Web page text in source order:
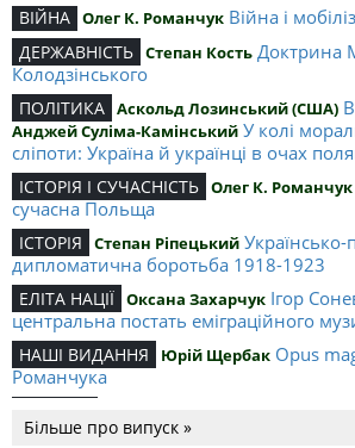
ВІЙНА Олег К. Романчук Війна і
ДЕРЖАВНІСТЬ Степан Кость Доктрина
Колодзінського
ПОЛІТИКА Аскольд Лозинський (США)
Анджей Суліма-Камінський У колі
сліпоти: Україна й українці в очах
ІСТОРІЯ І СУЧАСНІСТЬ Олег К. Романчук
сучасна Польща
ІСТОРІЯ Степан Ріпецький Українсько-
дипломатична боротьба 1918-1923
ЕЛІТА НАЦІЇ Оксана Захарчук Ігор
центральна постать еміграційного
НАШІ ВИДАННЯ Юрій Щербак Opus
Романчука
Романчука
Більше про випуск »